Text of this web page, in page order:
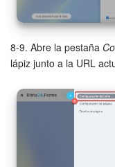
8-9. Abre la pestaña
lápiz junto a la URL